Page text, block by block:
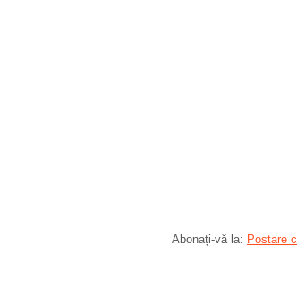
Abonați-vă la: Postare